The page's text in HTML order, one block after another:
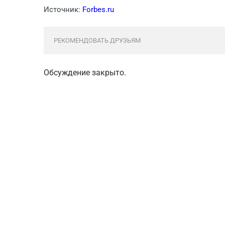
Источник: Forbes.ru
РЕКОМЕНДОВАТЬ ДРУЗЬЯМ
Обсуждение закрыто.